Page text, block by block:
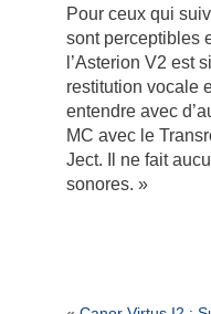
Pour ceux qui
sont perceptibles
l’Asterion V2 est
restitution vocale
entendre avec
MC avec le
Ject. Il ne fait
sonores. »